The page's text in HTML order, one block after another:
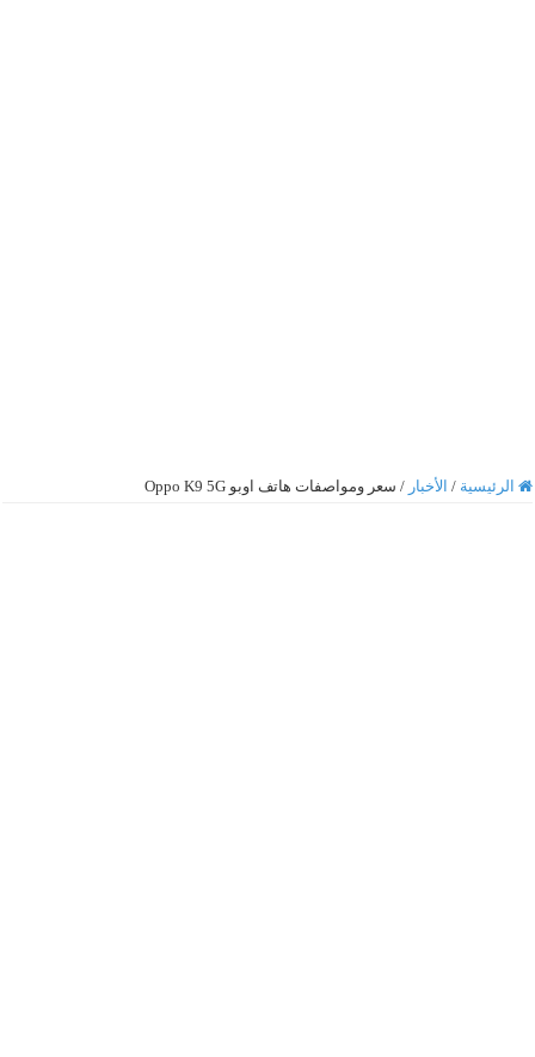
الرئيسية / الأخبار / سعر ومواصفات هاتف اوبو Oppo K9 5G